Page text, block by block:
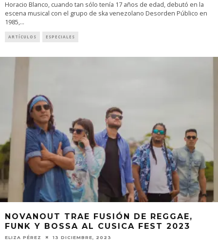
Horacio Blanco, cuando tan sólo tenía 17 años de edad, debutó en la
escena musical con el grupo de ska venezolano Desorden Público en
1985,...
ARTÍCULOS ESPECIALES
NOVANOUT TRAE FUSIÓN DE REGGAE,
FUNK Y BOSSA AL CUSICA FEST 2023
ELIZA PÉREZ 13 DICIEMBRE, 2023